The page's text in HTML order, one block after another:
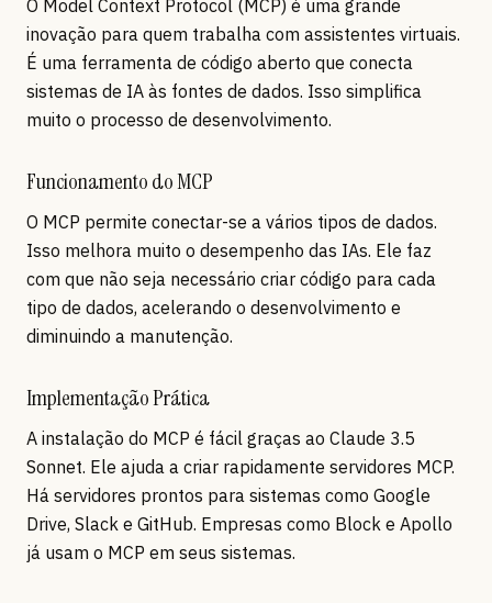
O Model Context Protocol (MCP) é uma grande
inovação para quem trabalha com assistentes virtuais.
É uma ferramenta de código aberto que conecta
sistemas de IA às fontes de dados. Isso simplifica
muito o processo de desenvolvimento.
Funcionamento do MCP
O MCP permite conectar-se a vários tipos de dados.
Isso melhora muito o desempenho das IAs. Ele faz
com que não seja necessário criar código para cada
tipo de dados, acelerando o desenvolvimento e
diminuindo a manutenção.
Implementação Prática
A instalação do MCP é fácil graças ao Claude 3.5
Sonnet. Ele ajuda a criar rapidamente servidores MCP.
Há servidores prontos para sistemas como Google
Drive, Slack e GitHub. Empresas como Block e Apollo
já usam o MCP em seus sistemas.